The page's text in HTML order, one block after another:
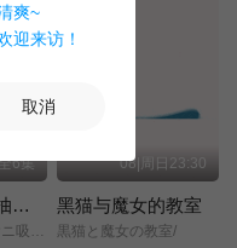
6集
躲在超市后门抽烟的两人
スーパーの裏でヤニ吸うふたり/
08|周日23:30
黑猫与魔女的教室
黒猫と魔女の教室/
爽~
迎来访！
取消